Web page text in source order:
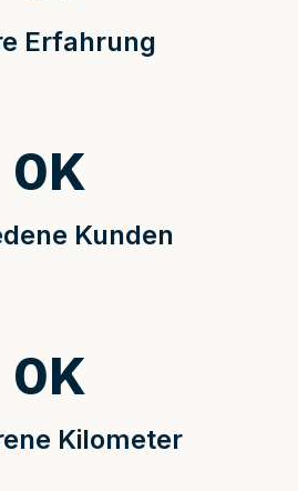
Erfahrung
Kunden
0K
Kilometer
0K